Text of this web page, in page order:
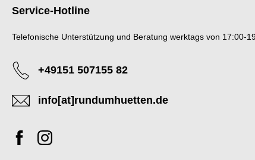
Service-Hotline
Telefonische Unterstützung und Beratung werktags von 17:00-
+49151 507155 82
info[at]rundumhuetten.de